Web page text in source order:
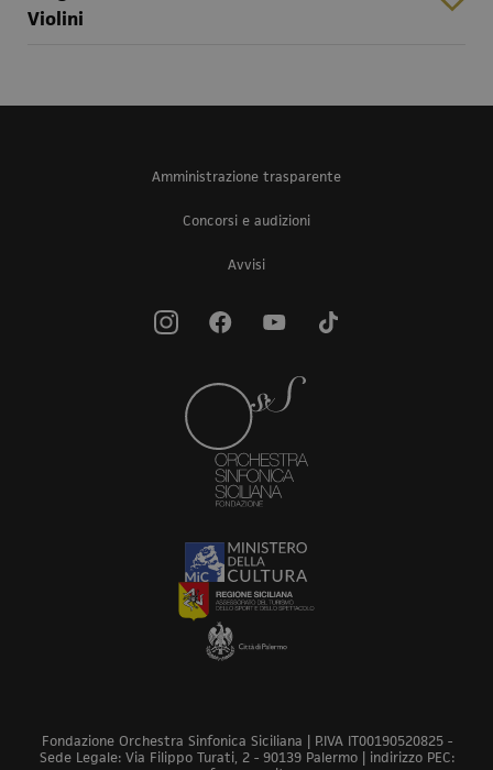
Violini
Amministrazione trasparente
Concorsi e audizioni
Avvisi
Fondazione Orchestra Sinfonica Siciliana | P.IVA IT00190520825 -
Sede Legale: Via Filippo Turati, 2 - 90139 Palermo | indirizzo PEC: